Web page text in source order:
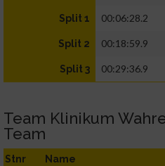
Split 1 00:06:28.2
Split 2 00:18:59.9
Split 3 00:29:36.9
Team Klinikum
Team
Stnr Name